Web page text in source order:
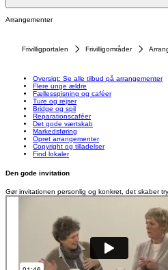
Arrangementer
Frivilligportalen Frivilligområder
Oversigt: Se alle tilbud på arrangementer
Flere unge ældre
Fællesspisning og caféer
Ture og rejser
Bridge og spil
Reparationscaféer
Det gode værtskab
Markedsføring
Opret arrangementer
Copyright og tilladelser
Find lokaler
Den gode invitation
Gør invitationen personlig og konkret, det skaber